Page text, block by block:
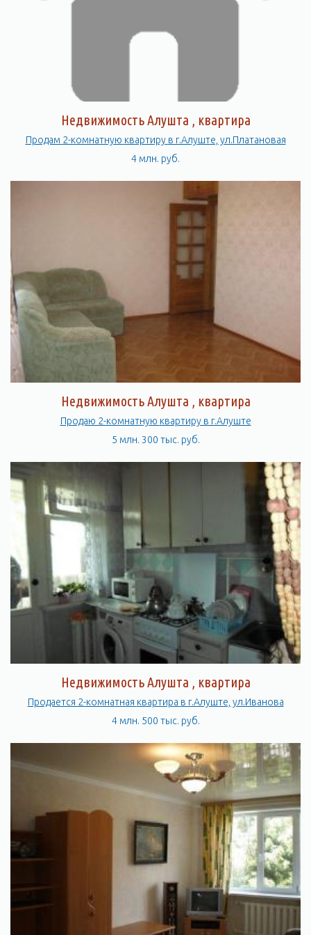
с удовольствием и насладиться красотами Крыма.
Недвижимость Алушта , квартира
Продам 2-комнатную квартиру в г.Алуште, ул.Платановая
4 млн. руб.
Недвижимость Алушта , квартира
Продаю 2-комнатную квартиру в г.Алуште
5 млн. 300 тыс. руб.
Недвижимость Алушта , квартира
Продается 2-комнатная квартира в г.Алуште, ул.Иванова
4 млн. 500 тыс. руб.